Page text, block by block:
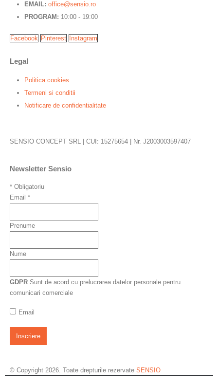
EMAIL: office@sensio.ro
PROGRAM: 10:00 - 19:00
Facebook Pinterest Instagram
Legal
Politica cookies
Termeni si conditii
Notificare de confidentialitate
SENSIO CONCEPT SRL | CUI: 15275654 | Nr. J2003003597407
Newsletter Sensio
* Obligatoriu
Email *
Prenume
Nume
GDPR Sunt de acord cu prelucrarea datelor personale pentru
comunicari comerciale
Email
© Copyright 2026. Toate drepturile rezervate SENSIO